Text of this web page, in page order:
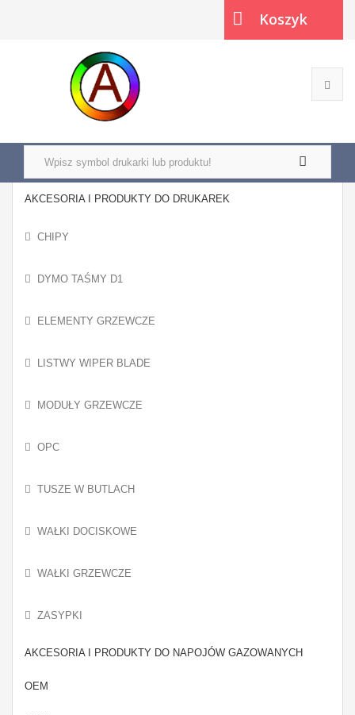
Koszyk
AKCESORIA I PRODUKTY DO DRUKAREK
CHIPY
DYMO TAŚMY D1
ELEMENTY GRZEWCZE
LISTWY WIPER BLADE
MODUŁY GRZEWCZE
OPC
TUSZE W BUTLACH
WAŁKI DOCISKOWE
WAŁKI GRZEWCZE
ZASYPKI
AKCESORIA I PRODUKTY DO NAPOJÓW GAZOWANYCH
OEM